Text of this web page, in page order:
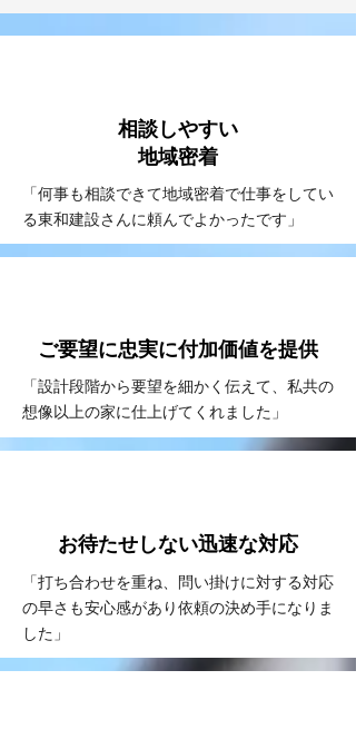
相談しやすい
​地域密着
「何事も相談できて地域密着で仕事をしてい
る東和建設さんに頼んでよかったです」
ご要望に忠実に付加価値を提供
「設計段階から要望を細かく伝えて、私共の
想像以上の家に仕上げてくれました」
お待たせしない​迅速な対応
「打ち合わせを重ね、問い掛けに対する対応
の早さも安心感があり依頼の決め手になりま
した」